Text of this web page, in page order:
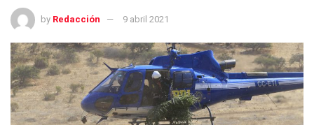
by Redacción 9 abril 2021